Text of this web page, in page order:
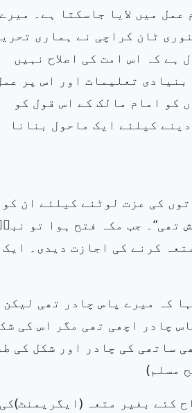
عمل میں لایا جاسکتا ہے۔
ٹان کراچی نے ہماری
ہے کہ اس امت کی اصلاح نہیں
بنیادی تعلیمات اور اس پر
کو امام مالک کے اس قول کو
کیلئے ایک ماحول بنانا
کی عزت لوٹنے کیلئے ان کو
تھی”۔ جب مکہ فتح ہوا تو
کرنے کی اجازت دیدی۔ ایک
کہ میرے پاس چادر تھی لیکن
چادر اچھی تھی مگر اس کی
ساتھی کی چادر اور شکل کی
مسلم)
کئے بغیر متعہ (ایگریمنٹ)کی